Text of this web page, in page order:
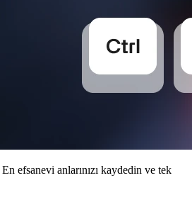
En efsanevi anlarınızı kaydedin ve tek